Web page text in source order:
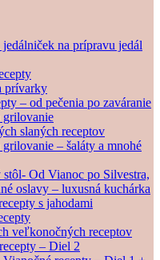
na prípravu jedál
prívarky
– od pečenia po zaváranie
slaných receptov
– šaláty a mnohé
Od Vianoc po Silvestra,
oslavy – luxusná kuchárka
s jahodami
veľkonočných receptov
– Diel 2